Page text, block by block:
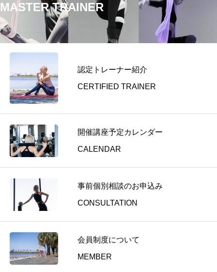
MASTER TRAINER
認定トレーナー紹介
CERTIFIED TRAINER
開催講座予定カレンダー
CALENDAR
事前個別相談のお申込み
CONSULTATION
会員制度について
MEMBER